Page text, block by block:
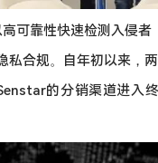
靠性快速检测入侵者
合规。自年初以来，
的分销渠道进入